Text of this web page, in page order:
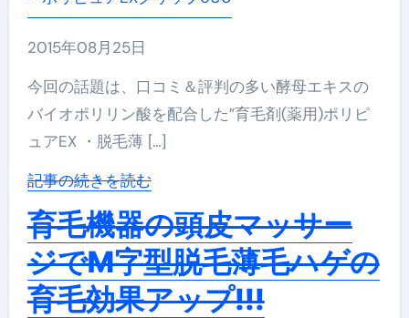
2015年08月25日
今回の話題は、口コミ＆評判の多い酵母エキスの
バイオポリリン酸を配合した”育毛剤(薬用)ポリピ
ュアEX ・脱毛薄 […]
記事の続きを読む
育毛機器の頭皮マッサー
ジでM字型脱毛薄毛ハゲの
育毛効果アップ!!!